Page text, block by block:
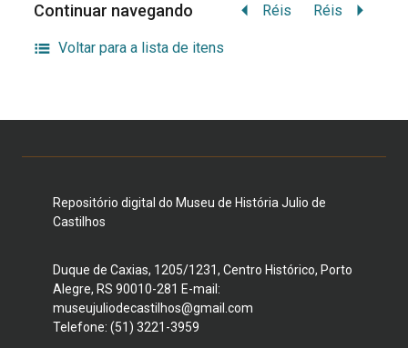
Continuar navegando Réis Réis
Voltar para a lista de itens
Repositório digital do Museu de História Julio de
Castilhos
Duque de Caxias, 1205/1231, Centro Histórico, Porto
Alegre, RS 90010-281 E-mail:
museujuliodecastilhos@gmail.com
Telefone: (51) 3221-3959